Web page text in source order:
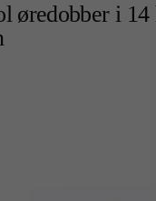
øredobber i